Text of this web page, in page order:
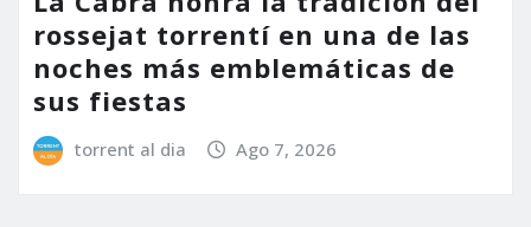
rossejat torrentí en una de las
noches más emblemáticas de
sus fiestas
torrent al dia Ago 7, 2026